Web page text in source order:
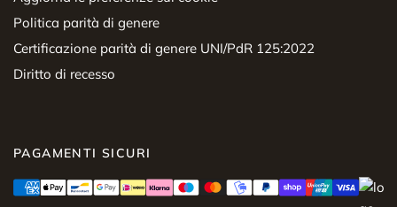
Politica parità di genere
Certificazione parità di genere UNI/PdR 125:2022
Diritto di recesso
PAGAMENTI SICURI